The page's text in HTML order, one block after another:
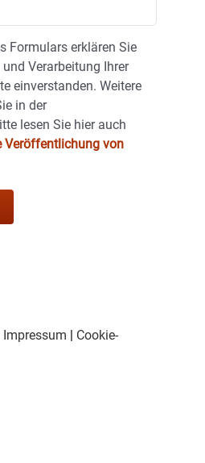
Formulars erklären Sie
Verarbeitung Ihrer
einverstanden. Weitere
in der
lesen Sie hier auch
Veröffentlichung von
Impressum
Cookie-